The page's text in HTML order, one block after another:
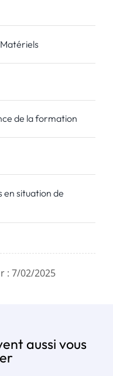
de la formation
en situation de
: 7/02/2025
aussi vous